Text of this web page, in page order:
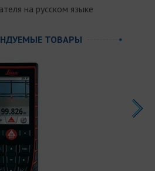
на русском языке
ТОВАРЫ